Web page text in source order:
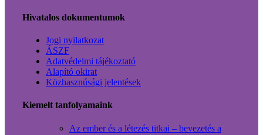
Hivatalos dokumentumok
Jogi nyilatkozat
ÁSZF
Adatvédelmi tájékoztató
Alapító okirat
Közhasznúsági jelentések
Kiemelt tanfolyamaink
Az ember és a létezés titkai – bevezetés a